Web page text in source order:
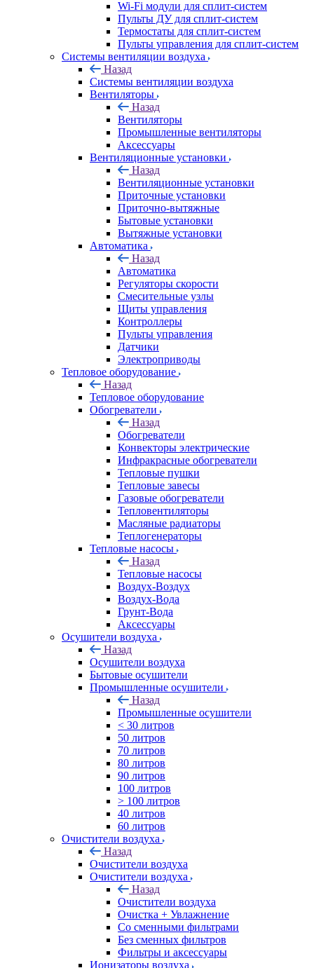
Wi-Fi модули для сплит-систем
Пульты ДУ для сплит-систем
Термостаты для сплит-систем
Пульты управления для сплит-систем
Системы вентиляции воздуха
Назад
Системы вентиляции воздуха
Вентиляторы
Назад
Вентиляторы
Промышленные вентиляторы
Аксессуары
Вентиляционные установки
Назад
Вентиляционные установки
Приточные установки
Приточно-вытяжные
Бытовые установки
Вытяжные установки
Автоматика
Назад
Автоматика
Регуляторы скорости
Смесительные узлы
Щиты управления
Контроллеры
Пульты управления
Датчики
Электроприводы
Тепловое оборудование
Назад
Тепловое оборудование
Обогреватели
Назад
Обогреватели
Конвекторы электрические
Инфракрасные обогреватели
Тепловые пушки
Тепловые завесы
Газовые обогреватели
Тепловентиляторы
Масляные радиаторы
Теплогенераторы
Тепловые насосы
Назад
Тепловые насосы
Воздух-Воздух
Воздух-Вода
Грунт-Вода
Аксессуары
Осушители воздуха
Назад
Осушители воздуха
Бытовые осушители
Промышленные осушители
Назад
Промышленные осушители
< 30 литров
50 литров
70 литров
80 литров
90 литров
100 литров
> 100 литров
40 литров
60 литров
Очистители воздуха
Назад
Очистители воздуха
Очистители воздуха
Назад
Очистители воздуха
Очистка + Увлажнение
Cо сменными фильтрами
Без сменных фильтров
Фильтры и аксессуары
Ионизаторы воздуха